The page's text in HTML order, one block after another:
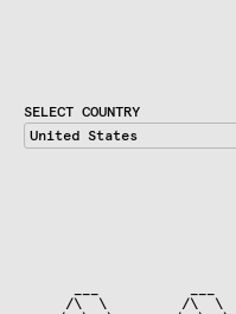
SELECT COUNTRY
/\  \         /\  \